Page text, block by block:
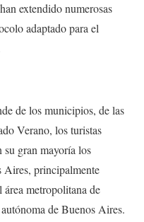
extendido numerosas
adaptado para el
de los municipios, de las
Verano, los turistas
su gran mayoría los
Aires, principalmente
área metropolitana de
de Buenos Aires.